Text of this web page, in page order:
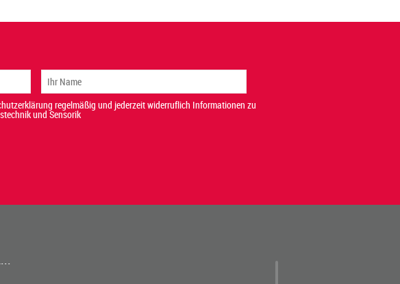
regelmäßig und jederzeit widerruflich Informationen zu
und Sensorik